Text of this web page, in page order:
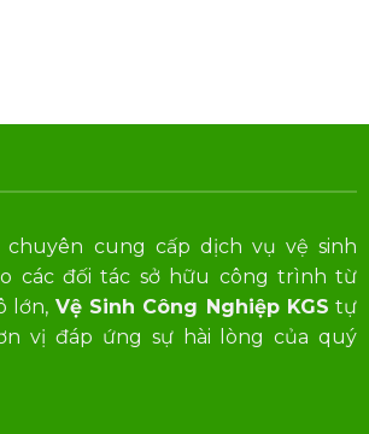
cung cấp dịch vụ vệ sinh
các đối tác sở hữu công trình từ
lớn,Vệ Sinh Công Nghiệp KGS tự
vị đáp ứng sự hài lòng của quý